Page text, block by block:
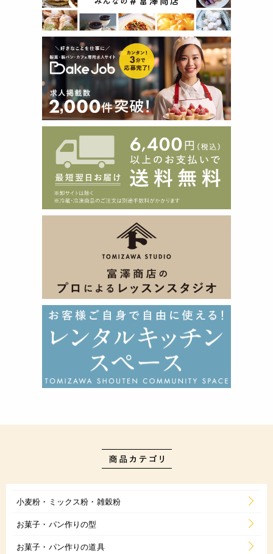
小麦粉・ミックス粉・雑穀粉
お菓子・パン作りの型
お菓子・パン作りの道具